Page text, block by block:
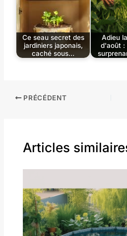
Ce seau secret des
jardiniers japonais,
caché sous…
Adieu
d'août :
PRÉCÉDENT
Articles